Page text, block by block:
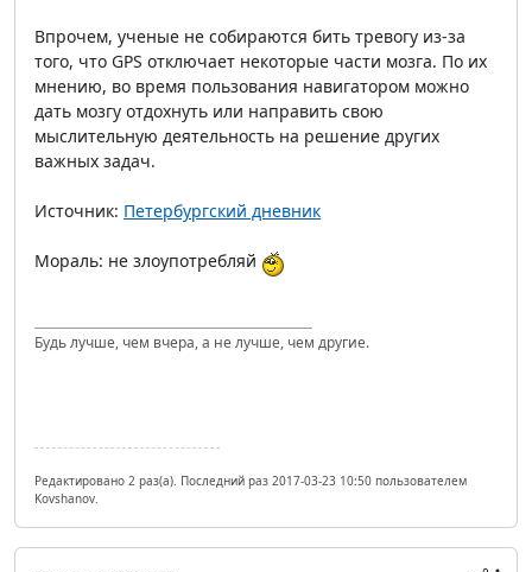
Впрочем, ученые не собираются бить тревогу из-за
того, что GPS отключает некоторые части мозга. По их
мнению, во время пользования навигатором можно
дать мозгу отдохнуть или направить свою
мыслительную деятельность на решение других
важных задач.
Источник: Петербургский дневник
Мораль: не злоупотребляй
Будь лучше, чем вчера, а не лучше, чем другие.
Редактировано 2 раз(а). Последний раз 2017-03-23 10:50 пользователем
Kovshanov.